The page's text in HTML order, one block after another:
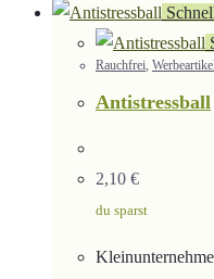
Rauchfrei,
Antistressball
2,10 €
du sparst